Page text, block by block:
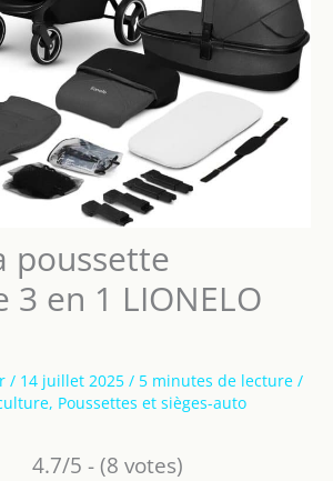
poussette
3 en 1 LIONELO
/ 14 juillet 2025 / 5 minutes de lecture /
, Poussettes et sièges-auto
4.7/5 - (8 votes)